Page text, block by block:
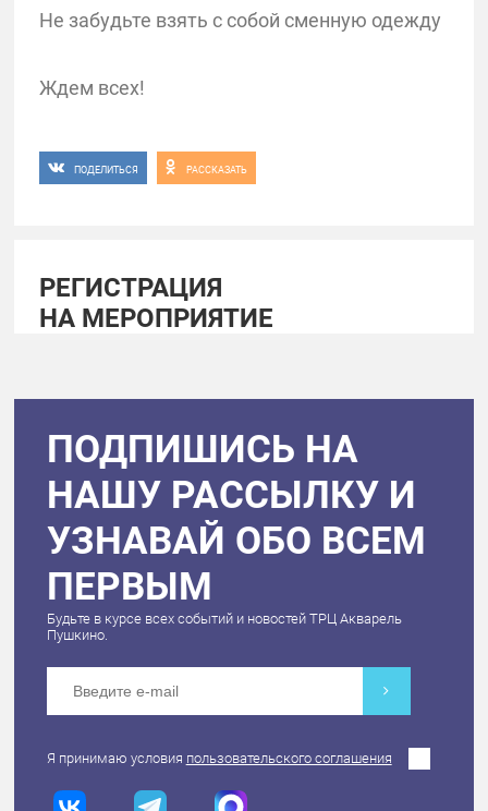
Не забудьте взять с собой сменную одежду
Ждем всех!
ПОДЕЛИТЬСЯ РАССКАЗАТЬ
РЕГИСТРАЦИЯ
НА МЕРОПРИЯТИЕ
ПОДПИШИСЬ НА
НАШУ РАССЫЛКУ И
УЗНАВАЙ ОБО ВСЕМ
ПЕРВЫМ
Будьте в курсе всех событий и новостей ТРЦ Акварель
Пушкино.
Я принимаю условия пользовательского соглашения